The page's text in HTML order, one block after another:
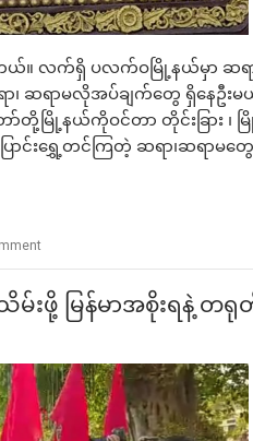
တယ်။ လက်ရှိ ပလက်ဝမြို့နယ်မှာ ဆရာ
ရာ၊ ဆရာမလိုအပ်ချက်တွေ ရှိနေ
ာ်တို့မြို့နယ်ကိုဝင်တာ တိုင်းခြား ၊ မ
ောင်းရွှေ့တင်ကြတဲ့ ဆရာ၊ဆရာမတွ
းဖို့ မြန်မာအစိုးရနဲ့ တရု